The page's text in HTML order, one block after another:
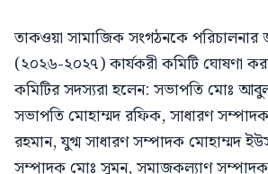
তাকওয়া সামাজিক সংগঠনকে পরিচালনার
(২০২৬-২০২৭) কার্যকরী কমিটি ঘোষণা
কমিটির সদস্যরা হলেন: সভাপতি মোঃ
সভাপতি মোহাম্মদ রফিক, সাধারণ
রহমান, যুগ্ম সাধারণ সম্পাদক মোহাম্মদ
সম্পাদক মোঃ সুমন, সমাজকল্যাণ